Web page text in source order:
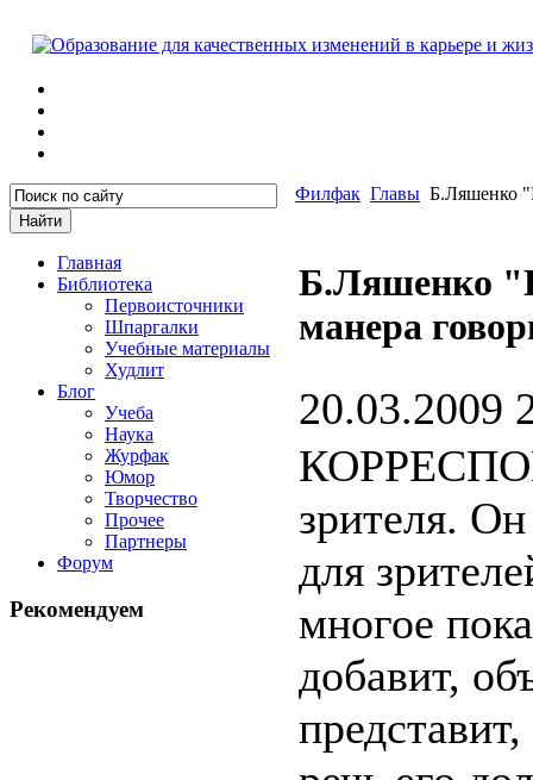
Главная
Библиотека
Первоисточники
Шпаргалки
Учебные материалы
Худлит
Блог
Учеба
Наука
Журфак
Юмор
Творчество
Прочее
Партнеры
Форум
Рекомендуем
Филфак Главы Б.Ляшенко
Б.Ляшенко
манера
20.03.2009
зрителя.
для
многое
добавит,